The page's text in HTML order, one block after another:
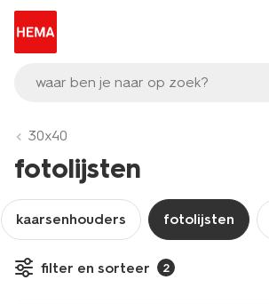
waar ben je naar op zoek?
30x40
fotolijsten
kaarsenhouders fotolijsten
filter en sorteer 2